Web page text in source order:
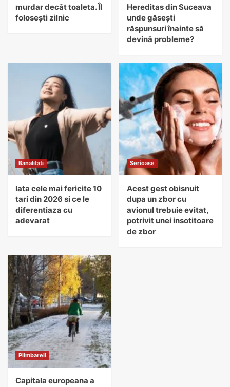
murdar decât toaleta. Îl
folosești zilnic
Hereditas din Suceava
unde găsești
răspunsuri înainte să
devină probleme?
Banalitati
Iata cele mai fericite 10
tari din 2026 si ce le
diferentiaza cu
adevarat
Serioase
Acest gest obisnuit
dupa un zbor cu
avionul trebuie evitat,
potrivit unei insotitoare
de zbor
Plimbareli
Capitala europeana a